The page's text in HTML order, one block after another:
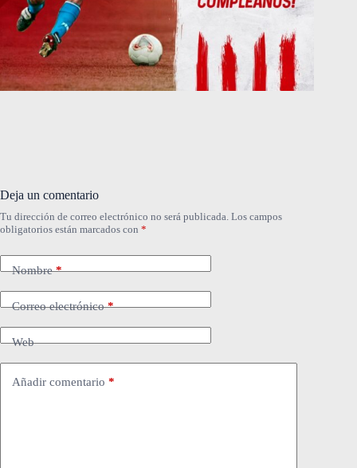
Deja un comentario
Tu dirección de correo electrónico no será publicada. Los campos
obligatorios están marcados con *
Nombre*
Correo electrónico*
Web
Añadir comentario *